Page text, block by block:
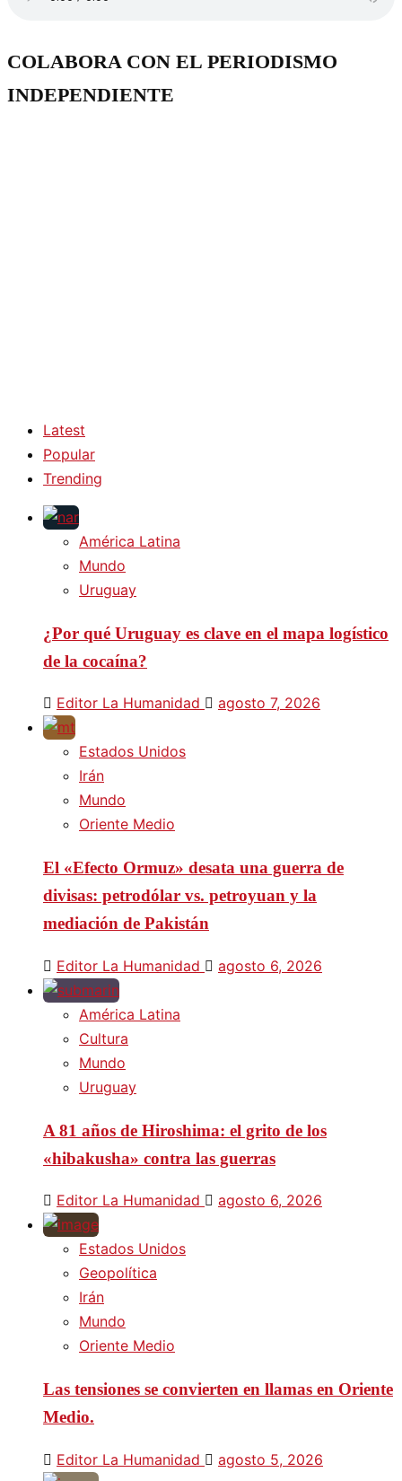
COLABORA CON EL PERIODISMO
INDEPENDIENTE
Latest
Popular
Trending
América Latina
Mundo
Uruguay
¿Por qué Uruguay es clave en el mapa logístico
de la cocaína?
Editor La Humanidad agosto 7, 2026
Estados Unidos
Irán
Mundo
Oriente Medio
El «Efecto Ormuz» desata una guerra de
divisas: petrodólar vs. petroyuan y la
mediación de Pakistán
Editor La Humanidad agosto 6, 2026
América Latina
Cultura
Mundo
Uruguay
A 81 años de Hiroshima: el grito de los
«hibakusha» contra las guerras
Editor La Humanidad agosto 6, 2026
Estados Unidos
Geopolítica
Irán
Mundo
Oriente Medio
Las tensiones se convierten en llamas en Oriente
Medio.
Editor La Humanidad agosto 5, 2026